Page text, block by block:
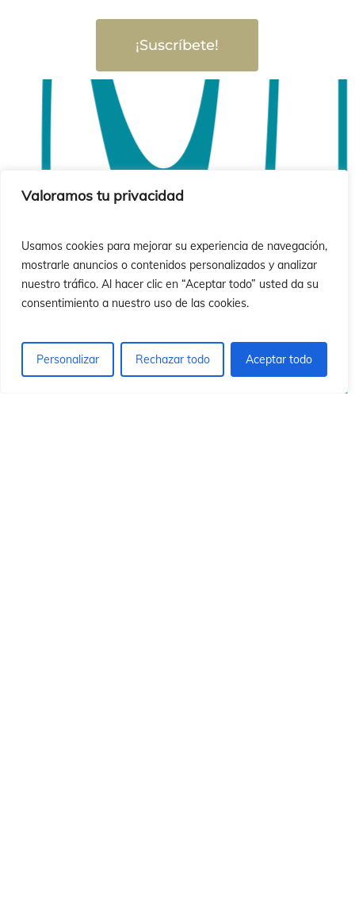
Valoramos tu privacidad
Usamos cookies para mejorar su experiencia de navegación,
mostrarle anuncios o contenidos personalizados y analizar
nuestro tráfico. Al hacer clic en “Aceptar todo” usted da su
consentimiento a nuestro uso de las cookies.
Personalizar Rechazar todo Aceptar todo
¡Suscríbete!